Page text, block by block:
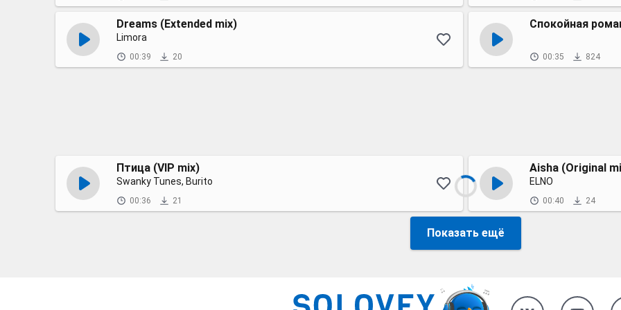
Dreams (Extended mix)
Limora
00:39 20
Спокойная
00:35 824
Птица (VIP mix)
Swanky Tunes, Burito
00:36 21
Aisha (Original
ELNO
00:40 24
Показать ещё